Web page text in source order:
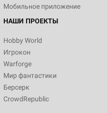
Мобильное приложение
НАШИ ПРОЕКТЫ
Hobby World
Игрокон
Warforge
Мир фантастики
Берсерк
CrowdRepublic